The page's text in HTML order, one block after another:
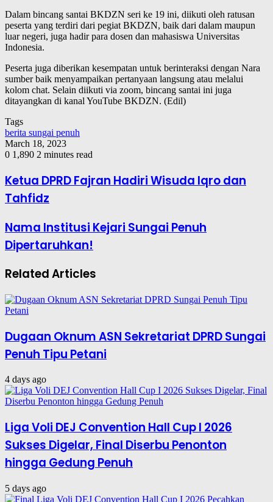
Dalam bincang santai BKDZN seri ke 19 ini, diikuti oleh ratusan
peserta yang terdiri dari pegiat BKDZN, baik dari dalam maupun
luar negeri, juga hadir para dosen dan mahasiswa Universitas
Indonesia.
Peserta juga diberikan kesempatan untuk berinteraksi dengan Nara
sumber baik menyampaikan pertanyaan langsung atau melalui
kolom chat. Selain diikuti via zoom, bincang santai ini juga
ditayangkan di kanal YouTube BKDZN. (Edil)
Tags
berita sungai penuh
March 18, 2023
0 1,890 2 minutes read
Ketua DPRD Fajran Hadiri Wisuda Iqro dan
Tahfidz
Nama Institusi Kejari Sungai Penuh
Dipertaruhkan!
Related Articles
Dugaan Oknum ASN Sekretariat DPRD Sungai
Penuh Tipu Petani
4 days ago
Liga Voli DEJ Convention Hall Cup I 2026
Sukses Digelar, Final Diserbu Penonton
hingga Gedung Penuh
5 days ago